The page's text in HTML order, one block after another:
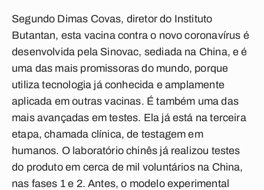
Segundo Dimas Covas, diretor do Instituto
Butantan, esta vacina contra o novo coronavírus é
desenvolvida pela Sinovac, sediada na China, e é
uma das mais promissoras do mundo, porque
utiliza tecnologia já conhecida e amplamente
aplicada em outras vacinas. É também uma das
mais avançadas em testes. Ela já está na terceira
etapa, chamada clínica, de testagem em
humanos. O laboratório chinês já realizou testes
do produto em cerca de mil voluntários na China,
nas fases 1 e 2. Antes, o modelo experimental